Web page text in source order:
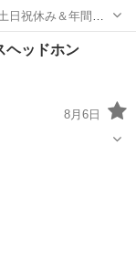
日祝休み＆年間休
＆無料駐車場あり
市》 人気の
ヘッドホン
8月6日